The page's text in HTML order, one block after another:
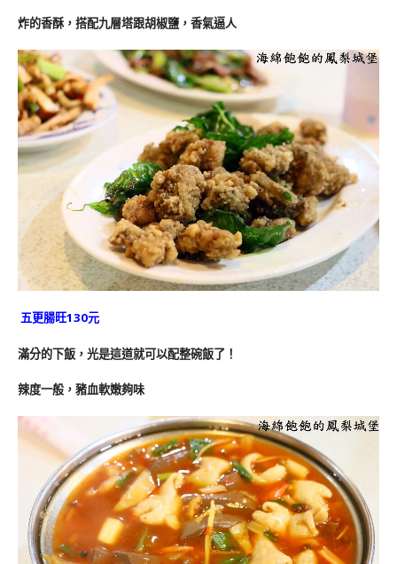
炸的香酥，搭配九層塔跟胡椒鹽，香氣逼人
五更腸旺130元
滿分的下飯，光是這道就可以配整碗飯了！
辣度一般，豬血軟嫩夠味